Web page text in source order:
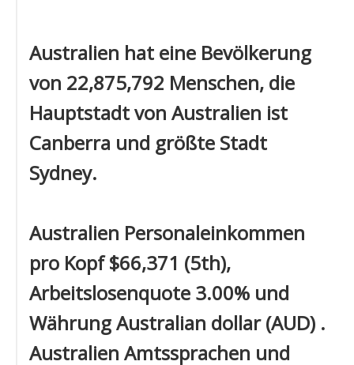
Australien hat eine Bevölkerung
von 22,875,792 Menschen, die
Hauptstadt von Australien ist
Canberra und größte Stadt
Sydney.
Australien Personaleinkommen
pro Kopf $66,371 (5th),
Arbeitslosenquote 3.00% und
Währung Australian dollar (AUD) .
Australien Amtssprachen und